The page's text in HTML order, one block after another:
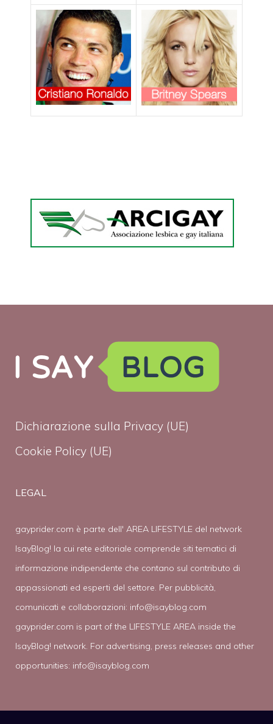
Dichiarazione sulla Privacy (UE)
Cookie Policy (UE)
LEGAL
gayprider.com è parte dell' AREA LIFESTYLE del network
IsayBlog! la cui rete editoriale comprende siti tematici di
informazione indipendente che contano sul contributo di
appassionati ed esperti del settore. Per pubblicità,
comunicati e collaborazioni: info@isayblog.com
gayprider.com is part of the LIFESTYLE AREA inside the
IsayBlog! network. For advertising, press releases and other
opportunities: info@isayblog.com